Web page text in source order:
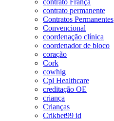
contrato permanente
Contratos Permanentes
Convencional
coordenação clínica
coordenador de bloco
coração
Cork
cowhig
Cpl Healthcare
creditação OE
criança
Crianças
Crikbet99 id